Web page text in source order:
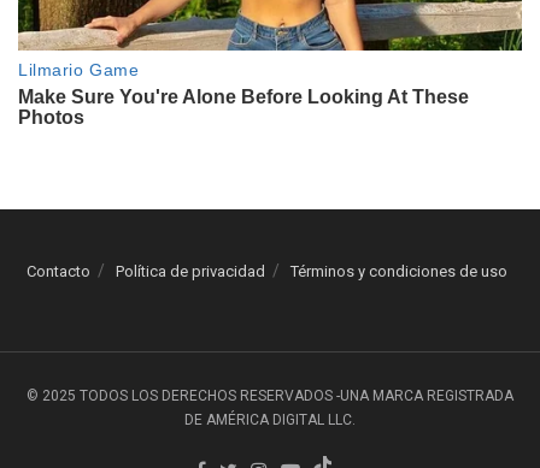
Contacto Política de privacidad Términos y condiciones de uso
© 2025 TODOS LOS DERECHOS RESERVADOS -UNA MARCA REGISTRADA
DE AMÉRICA DIGITAL LLC.